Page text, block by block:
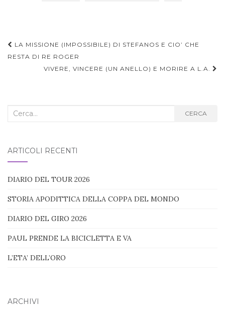
Navigazione
articoli
LA MISSIONE (IMPOSSIBILE) DI STEFANOS E CIO’ CHE
RESTA DI RE ROGER
VIVERE, VINCERE (UN ANELLO) E MORIRE A L.A.
Cerca
CERCA
ARTICOLI RECENTI
DIARIO DEL TOUR 2026
STORIA APODITTICA DELLA COPPA DEL MONDO
DIARIO DEL GIRO 2026
PAUL PRENDE LA BICICLETTA E VA
L’ETA’ DELL’ORO
ARCHIVI